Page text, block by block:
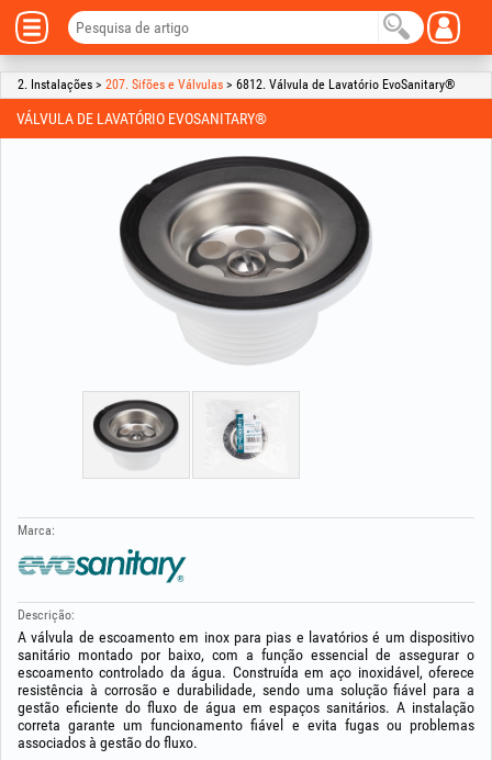
2. Instalações > 207. Sifões e Válvulas > 6812. Válvula de Lavatório EvoSanitary®
VÁLVULA DE LAVATÓRIO EVOSANITARY®
Marca:
Descrição:
A válvula de escoamento em inox para pias e lavatórios é um dispositivo
sanitário montado por baixo, com a função essencial de assegurar o
escoamento controlado da água. Construída em aço inoxidável, oferece
resistência à corrosão e durabilidade, sendo uma solução fiável para a
gestão eficiente do fluxo de água em espaços sanitários. A instalação
correta garante um funcionamento fiável e evita fugas ou problemas
associados à gestão do fluxo.